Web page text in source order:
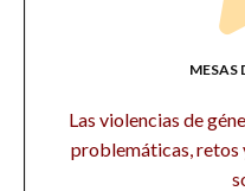
MESAS
Las violencias de
problemáticas, retos